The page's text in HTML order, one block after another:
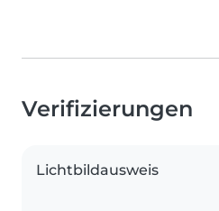
Verifizierungen
Lichtbildausweis